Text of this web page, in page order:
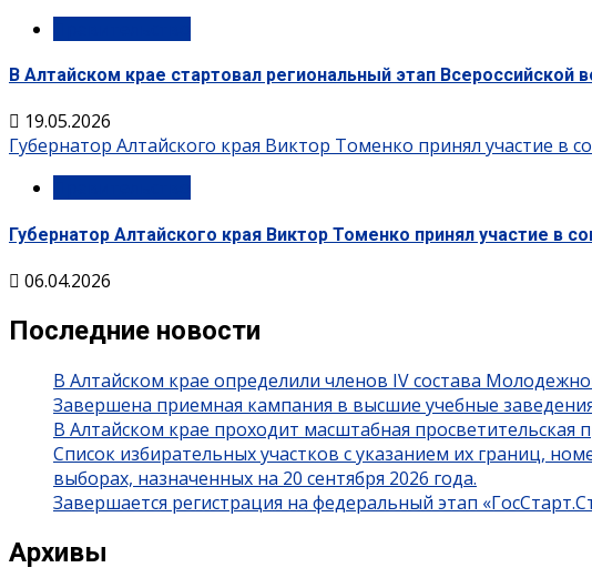
В Алтайском крае стартовал региональный этап Всероссийской
19.05.2026
Губернатор Алтайского края Виктор Томенко принял участие
Губернатор Алтайского края Виктор Томенко принял участие
06.04.2026
Последние новости
В Алтайском крае определили членов IV состава
Завершена приемная кампания в высшие учебные
В Алтайском крае проходит масштабная
Список избирательных участков с указанием их границ,
выборах, назначенных на 20 сентября 2026 года.
Завершается регистрация на федеральный этап
Архивы